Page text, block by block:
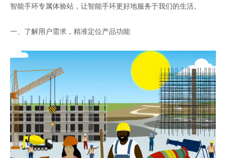
智能手环专属体验站，让智能手环更好地服务于我们的生活。
一、了解用户需求，精准定位产品功能